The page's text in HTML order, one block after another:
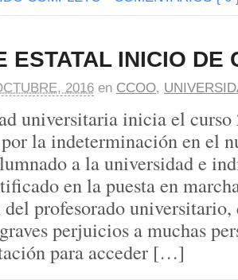
ESTATAL INICIO DE
2016 en CCOO,
universitaria inicia el curso
la indeterminación en el
a la universidad e
en la puesta en
profesorado universitario,
perjuicios a muchas
para acceder […]